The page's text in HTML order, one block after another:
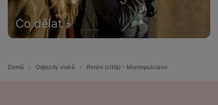
Co dělat
Domů Odjezdy vlaků Rimini (città) - Montepulciano